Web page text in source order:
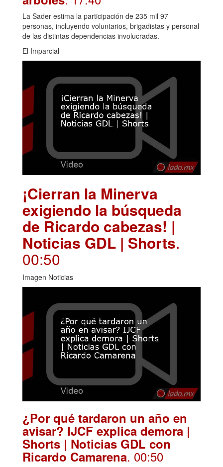
La Sader estima la participación de 235 mil 97
personas, incluyendo voluntarios, brigadistas y personal
de las distintas dependencias involucradas.
El Imparcial
¡Cierran la Minerva
exigiendo la búsqueda
de Ricardo cabezas! |
Noticias GDL | Shorts.
00:50
Imagen Noticias
¿Por qué tardaron un año en
avisar? IJCF explica demora |
Shorts | Noticias GDL con
Ricardo Camarena. 00:50